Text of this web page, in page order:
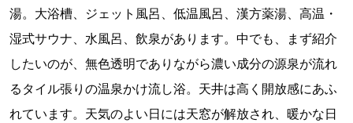
湯。大浴槽、ジェット風呂、低温風呂、漢方薬湯、高温・
湿式サウナ、水風呂、飲泉があります。中でも、まず紹介
したいのが、無色透明でありながら濃い成分の源泉が流れ
るタイル張りの温泉かけ流し浴。天井は高く開放感にあふ
れています。天気のよい日には天窓が解放され、暖かな日